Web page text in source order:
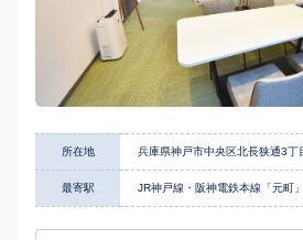
所在地 兵庫県神戸市中央区北長狭通3丁
最寄駅 JR神戸線・阪神電鉄本線「元